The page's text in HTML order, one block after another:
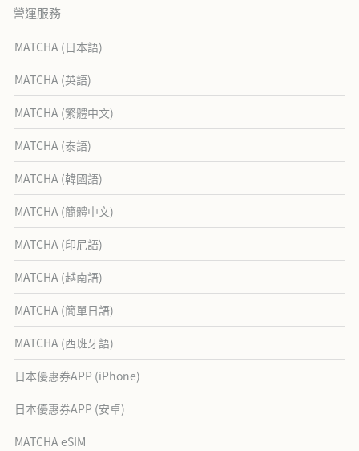
營運服務
MATCHA (日本語)
MATCHA (英語)
MATCHA (繁體中文)
MATCHA (泰語)
MATCHA (韓國語)
MATCHA (簡體中文)
MATCHA (印尼語)
MATCHA (越南語)
MATCHA (簡單日語)
MATCHA (西班牙語)
日本優惠券APP (iPhone)
日本優惠券APP (安卓)
MATCHA eSIM